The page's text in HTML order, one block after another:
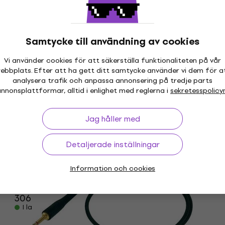
Samtycke till användning av cookies
Vi använder cookies för att säkerställa funktionaliteten på vår
Efter att ha gett ditt samtycke använder vi dem för
analysera trafik och anpassa annonsering på tredje parts
alltid i enlighet med reglerna i
Jag håller med
Detaljerade inställningar
Information och cookies
Instrumentkabel
Instrumentkabel
138 kr141 kr
PROEL BAG DIGIPAD8 Skyddshölje
Skyddshölje
413 kr
Som ny
PROEL RSM700 Notställ (Som ny)
306 kr320 kr
I lager för E-shop